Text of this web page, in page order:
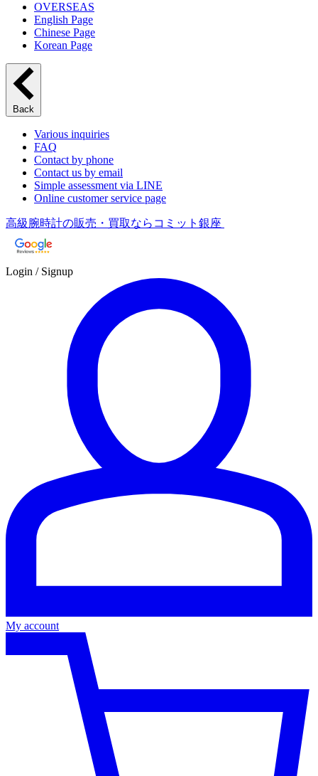
OVERSEAS
English Page
Chinese Page
Korean Page
Back
Various inquiries
FAQ
Contact by phone
Contact us by email
Simple assessment via LINE
Online customer service page
高級腕時計の販売・買取ならコミット銀座
Login / Signup
My account